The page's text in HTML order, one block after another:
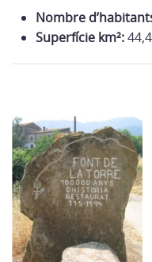
Nombre
Superfície km²:44,4